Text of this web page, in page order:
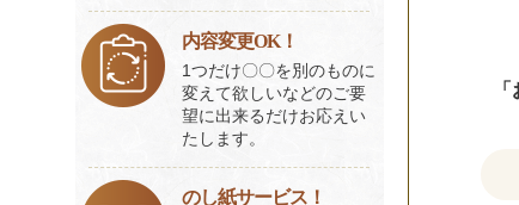
内容変更OK！
1つだけ〇〇を別のものに
変えて欲しいなどのご要
望に出来るだけお応えい
たします。
のし紙サービス！